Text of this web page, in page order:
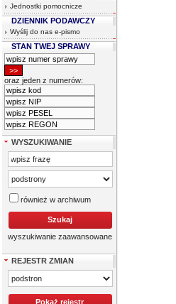
Jednostki pomocnicze
DZIENNIK PODAWCZY
Wyślij do nas e-pismo
STAN TWEJ SPRAWY
oraz jeden z numerów:
WYSZUKIWANIE
również w archiwum
wyszukiwanie zaawansowane
REJESTR ZMIAN